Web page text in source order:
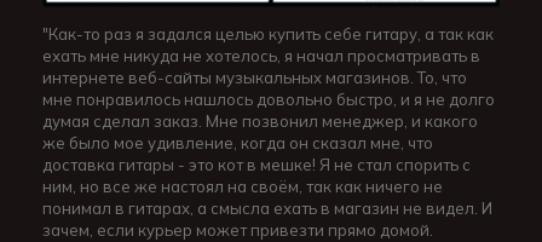
"Как-то раз я задался целью купить себе гитару, а так как
ехать мне никуда не хотелось, я начал просматривать в
интернете веб-сайты музыкальных магазинов. То, что
мне понравилось нашлось довольно быстро, и я не долго
думая сделал заказ. Мне позвонил менеджер, и какого
же было мое удивление, когда он сказал мне, что
доставка гитары - это кот в мешке! Я не стал спорить с
ним, но все же настоял на своём, так как ничего не
понимал в гитарах, а смысла ехать в магазин не видел. И
зачем, если курьер может привезти прямо домой.